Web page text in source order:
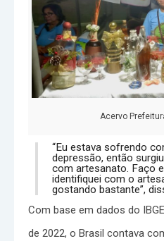
Acervo
“Eu estava sofrendo
depressão, então
com artesanato. Faço
identifiquei com o
gostando bastante”,
Com base em dados do
de 2022, o Brasil contava